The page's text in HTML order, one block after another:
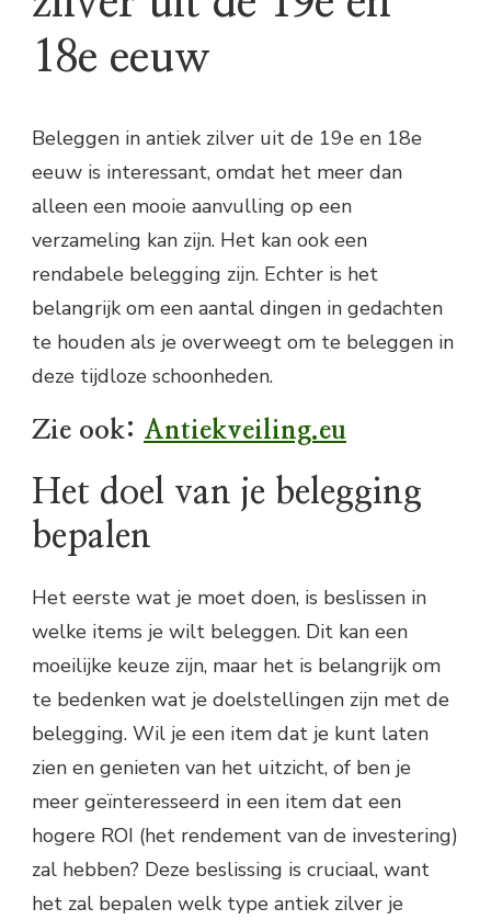
18e eeuw
Beleggen in antiek zilver uit de 19e en 18e
eeuw is interessant, omdat het meer dan
alleen een mooie aanvulling op een
verzameling kan zijn. Het kan ook een
rendabele belegging zijn. Echter is het
belangrijk om een aantal dingen in gedachten
te houden als je overweegt om te beleggen in
deze tijdloze schoonheden.
Zie ook: Antiekveiling.eu
Het doel van je belegging
bepalen
Het eerste wat je moet doen, is beslissen in
welke items je wilt beleggen. Dit kan een
moeilijke keuze zijn, maar het is belangrijk om
te bedenken wat je doelstellingen zijn met de
belegging. Wil je een item dat je kunt laten
zien en genieten van het uitzicht, of ben je
meer geïnteresseerd in een item dat een
hogere ROI (het rendement van de investering)
zal hebben? Deze beslissing is cruciaal, want
het zal bepalen welk type antiek zilver je